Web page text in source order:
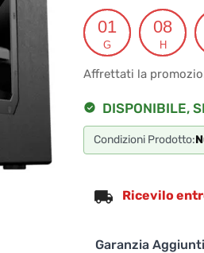
01
G
08
H
Affrettati la
DISPONIBILE,
Condizioni Prodotto:
Ricevilo
Garanzia